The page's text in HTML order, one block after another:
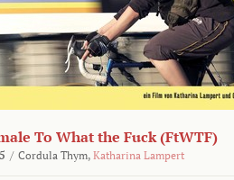
To What the Fuck (FtWTF)
/ Cordula Thym, Katharina Lampert